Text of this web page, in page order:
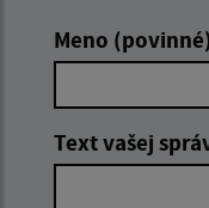
Meno (povinné)
Text vašej